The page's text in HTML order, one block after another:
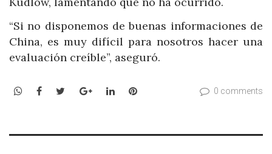
“Si no disponemos de buenas informaciones de
China, es muy difícil para nosotros hacer una
evaluación creíble”, aseguró.
WhatsApp
Facebook
TwitterGoogle+LinkedInPinterest 0 comments